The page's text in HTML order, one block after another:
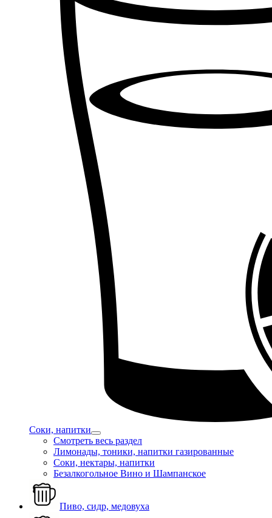
Соки, напитки
Смотреть весь раздел
Лимонады, тоники, напитки газированные
Соки, нектары, напитки
Безалкогольное Вино и Шампанское
Пиво, сидр, медовуха